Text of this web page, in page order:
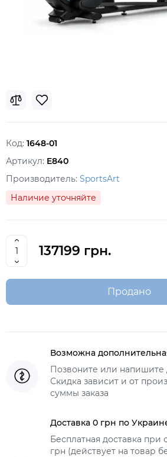
Код: 1648-01
Артикул: E840
Производитель: SportsArt
Наличие уточняйте
137199 грн.
Продано
Возможна
Позвоните или напишите
Скидка зависит и от
суммы заказа
Доставка 0 грн по
Бесплатная доставка при
грн (действует на товар